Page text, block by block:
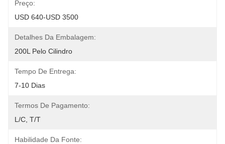
Preço:
USD 640-USD 3500
Detalhes Da Embalagem:
200L Pelo Cilindro
Tempo De Entrega:
7-10 Dias
Termos De Pagamento:
L/C, T/T
Habilidade Da Fonte: